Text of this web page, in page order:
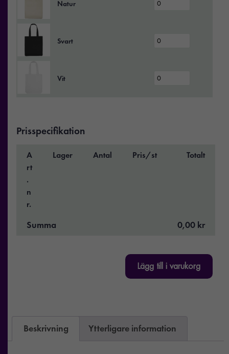
Natur
Svart
Vit
Prisspecifikation
A
rt
.
n
r.
Lager Antal Pris/st Totalt
Summa 0,00 kr
Lägg till i varukorg
Beskrivning Ytterligare information